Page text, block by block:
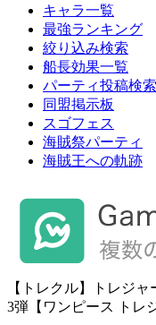
キャラ一覧
最強ランキング
絞り込み検索
船長効果一覧
パーティ投稿検索
同盟掲示板
スゴフェス
海賊祭パーティ
海賊王への軌跡
【トレクル】トレジ
3弾【ワンピース トレ